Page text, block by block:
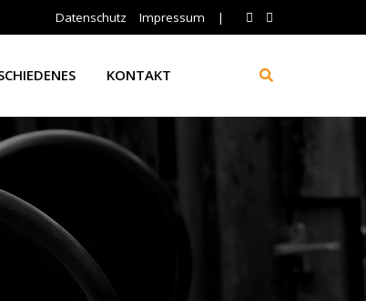
Datenschutz Impressum |
KONTAKT